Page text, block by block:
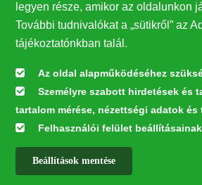
Hírlevél feliratkozás
Értesüljön elsőként legfrissebb híreinkről,
Feliratkozás
legyen része, amikor az oldalunkon
További tudnivalókat a „sütikről” az
tájékoztatónkban talál.
Az oldal alapműködéséhez
Személyre szabott hirdetések és
tartalom mérése, nézettségi adatok és
Felhasználói felület
Beállítások mentése